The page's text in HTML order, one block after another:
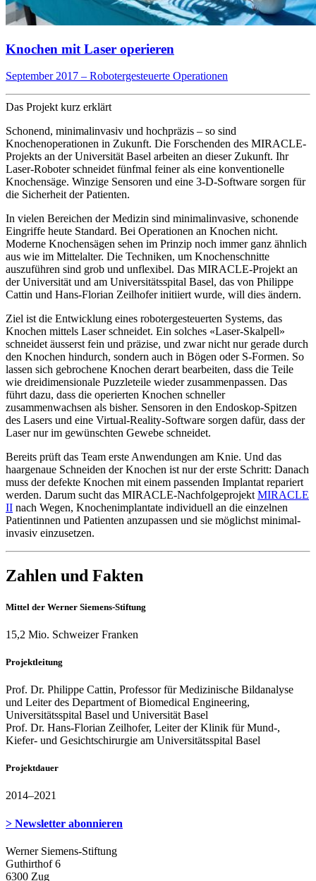
Knochen mit Laser operieren
September 2017 – Robotergesteuerte Operationen
Das Projekt kurz erklärt
Schonend, minimalinvasiv und hochpräzis – so sind
Knochenoperationen in Zukunft. Die Forschenden des MIRACLE-
Projekts an der Universität Basel arbeiten an dieser Zukunft. Ihr
Laser-Roboter schneidet fünfmal feiner als eine konventionelle
Knochensäge. Winzige Sensoren und eine 3-D-Software sorgen für
die Sicherheit der Patienten.
In vielen Bereichen der Medizin sind minimalinvasive, schonende
Eingriffe heute Standard. Bei Operationen an Knochen nicht.
Moderne Knochensägen sehen im Prinzip noch immer ganz ähnlich
aus wie im Mittelalter. Die Techniken, um Knochenschnitte
auszuführen sind grob und unflexibel. Das MIRACLE-Projekt an
der Universität und am Universitätsspital Basel, das von Philippe
Cattin und Hans-Florian Zeilhofer initiiert wurde, will dies ändern.
Ziel ist die Entwicklung eines robotergesteuerten Systems, das
Knochen mittels Laser schneidet. Ein solches «Laser-Skalpell»
schneidet äusserst fein und präzise, und zwar nicht nur gerade durch
den Knochen hindurch, sondern auch in Bögen oder S-Formen. So
lassen sich gebrochene Knochen derart bearbeiten, dass die Teile
wie dreidimensionale Puzzleteile wieder zusammenpassen. Das
führt dazu, dass die operierten Knochen schneller
zusammenwachsen als bisher. Sensoren in den Endoskop-Spitzen
des Lasers und eine Virtual-Reality-Software sorgen dafür, dass der
Laser nur im gewünschten Gewebe schneidet.
Bereits prüft das Team erste Anwendungen am Knie. Und das
haargenaue Schneiden der Knochen ist nur der erste Schritt: Danach
muss der defekte Knochen mit einem passenden Implantat repariert
werden. Darum sucht das MIRACLE-NachfolgeprojektMIRACLE
II nach Wegen, Knochenimplantate individuell an die einzelnen
Patientinnen und Patienten anzupassen und sie möglichst minimal-
invasiv einzusetzen.
Zahlen und Fakten
Mittel der Werner Siemens-Stiftung
15,2 Mio. Schweizer Franken
Projektleitung
Prof. Dr. Philippe Cattin, Professor für Medizinische Bildanalyse
und Leiter des Department of Biomedical Engineering,
Universitätsspital Basel und Universität Basel
Prof. Dr. Hans-Florian Zeilhofer, Leiter der Klinik für Mund-,
Kiefer- und Gesichtschirurgie am Universitätsspital Basel
Projektdauer
2014–2021
> Newsletter abonnieren
Werner Siemens-Stiftung
Guthirthof 6
6300 Zug